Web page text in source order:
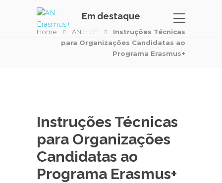
Em destaque
Home ANE+ EF
Instruções Técnicas
para Organizações Candidatas ao
Programa Erasmus+
Instruções Técnicas
para Organizações
Candidatas ao
Programa Erasmus+